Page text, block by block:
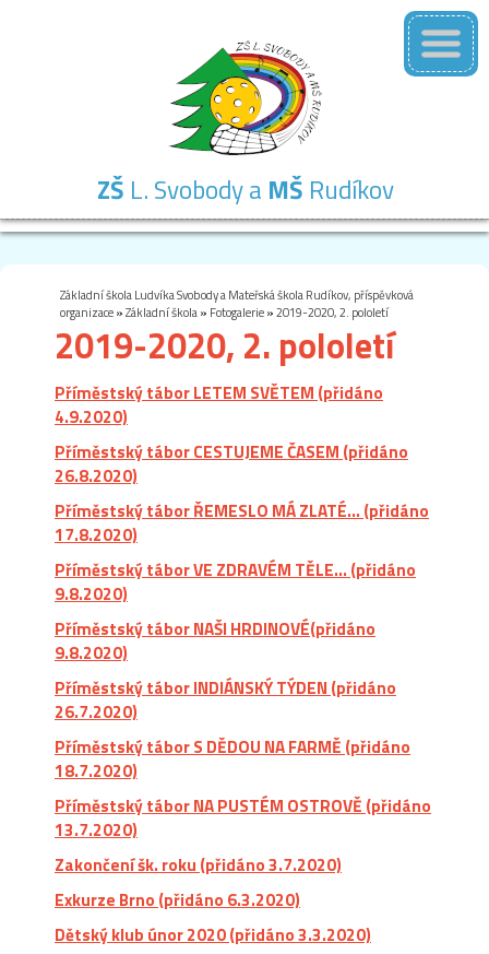
ZŠ L. Svobody a MŠ Rudíkov
Základní škola Ludvíka Svobody a Mateřská škola Rudíkov, příspěvková
organizace»Základní škola» Fotogalerie»2019-2020, 2. pololetí
2019-2020, 2. pololetí
Příměstský tábor LETEM SVĚTEM (přidáno
4.9.2020)
Příměstský tábor CESTUJEME ČASEM (přidáno
26.8.2020)
Příměstský tábor ŘEMESLO MÁ ZLATÉ... (přidáno
17.8.2020)
Příměstský tábor VE ZDRAVÉM TĚLE... (přidáno
9.8.2020)
Příměstský tábor NAŠI HRDINOVÉ(přidáno
9.8.2020)
Příměstský tábor INDIÁNSKÝ TÝDEN (přidáno
26.7.2020)
Příměstský tábor S DĚDOU NA FARMĚ (přidáno
18.7.2020)
Příměstský tábor NA PUSTÉM OSTROVĚ (přidáno
13.7.2020)
Zakončení šk. roku (přidáno 3.7.2020)
Exkurze Brno (přidáno 6.3.2020)
Dětský klub únor 2020 (přidáno 3.3.2020)